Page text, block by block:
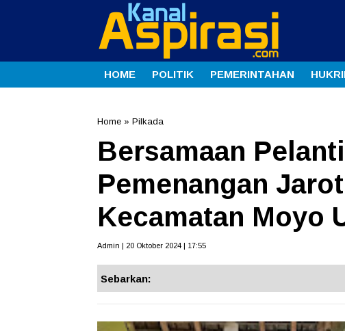
HOME POLITIK PEMERINTAHAN
Home » Pilkada
Bersamaan
Pemenangan
Kecamatan Moyo
Admin | 20 Oktober 2024 | 17:55
Sebarkan: